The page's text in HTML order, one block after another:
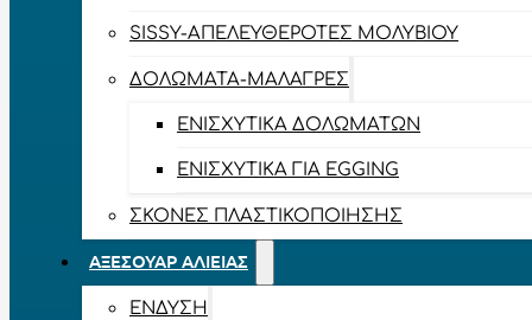
SISSY-ΑΠΕΛΕΥΘΕΡΟΤΈΣ ΜΟΛΥΒΙΟΎ
ΔΟΛΏΜΑΤΑ-ΜΑΛΆΓΡΕΣ
ΕΝΙΣΧΥΤΙΚΆ ΔΟΛΩΜΆΤΩΝ
ΕΝΙΣΧΥΤΙΚΆ ΓΙΑ EGGING
ΣΚΌΝΕΣ ΠΛΑΣΤΙΚΟΠΟΊΗΣΗΣ
ΑΞΕΣΟΥΆΡ ΑΛΙΕΊΑΣ
ΈΝΔΥΣΗ